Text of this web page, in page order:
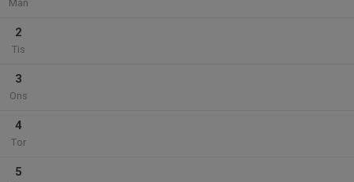
Mån
2
Tis
3
Ons
4
Tor
5